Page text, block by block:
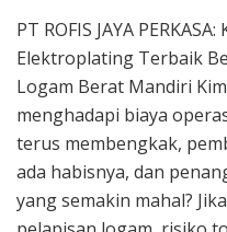
PT ROFIS JAYA
Elektroplating Terbaik
Logam Berat Mandiri
menghadapi biaya
terus membengkak,
ada habisnya, dan
yang semakin mahal?